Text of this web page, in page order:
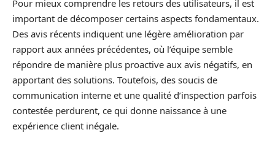
Pour mieux comprendre les retours des utilisateurs, il est
important de décomposer certains aspects fondamentaux.
Des avis récents indiquent une légère amélioration par
rapport aux années précédentes, où l’équipe semble
répondre de manière plus proactive aux avis négatifs, en
apportant des solutions. Toutefois, des soucis de
communication interne et une qualité d’inspection parfois
contestée perdurent, ce qui donne naissance à une
expérience client inégale.